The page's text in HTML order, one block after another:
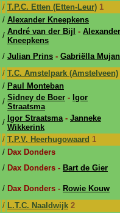
/ T.P.C. Etten (Etten-Leur) 1
/ Alexander Kneepkens
/ André van der Bijl - Alexander
Kneepkens
/ Julian Prins - Gabriëlla Mujan
/ T.C. Amstelpark (Amstelveen)
/ Paul Monteban
/ Sidney de Boer - Igor
Straatsma
/ Igor Straatsma- Janneke
Wikkerink
/ T.P.V. Heerhugowaard 1
/ Dax Donders
/ Dax Donders - Bart de Gier
/ Dax Donders - Rowie Kouw
/ L.T.C. Naaldwijk 2